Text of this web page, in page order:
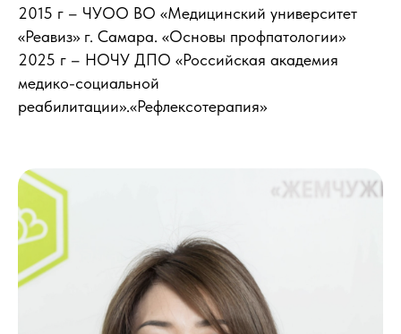
2015 г – ЧУОО ВО «Медицинский университет
«Реавиз» г. Самара. «Основы профпатологии»
2025 г – НОЧУ ДПО «Российская академия
медико-социальной
реабилитации».«Рефлексотерапия»